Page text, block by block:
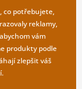
co potřebujete,
reklamy,
vám
produkty podle
zlepšit váš